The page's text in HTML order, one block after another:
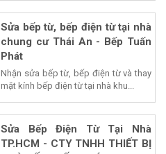
Sửa bếp từ, bếp điện từ tại nhà
chung cư Thái An - Bếp Tuấn
Phát
Nhận sửa bếp từ, bếp điện từ và thay
mặt kính bếp điện từ tại nhà khu...
Sửa Bếp Điện Từ Tại Nhà
TP.HCM - CTY TNHH THIẾT BỊ